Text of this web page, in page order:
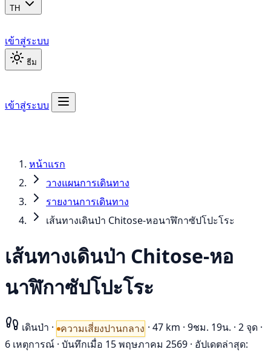
TH
เข้าสู่ระบบ
ธีม
เข้าสู่ระบบ
หน้าแรก
วางแผนการเดินทาง
รายงานการเดินทาง
เส้นทางเดินป่า Chitose-หอนาฬิกาซัปโปะโระ
เส้นทางเดินป่า Chitose-หอ
นาฬิกาซัปโปะโระ
เดินป่า · ความเสี่ยงปานกลาง · 47 km · 9ชม. 19น. · 2 จุด ·
6 เหตุการณ์ · บันทึกเมื่อ 15 พฤษภาคม 2569 · อัปเดตล่าสุด: